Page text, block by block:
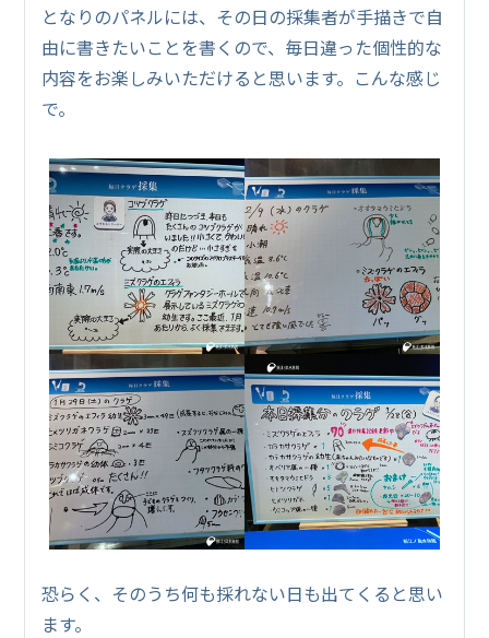
となりのパネルには、その日の採集者が手描きで自
由に書きたいことを書くので、毎日違った個性的な
内容をお楽しみいただけると思います。こんな感じ
で。
恐らく、そのうち何も採れない日も出てくると思い
ます。